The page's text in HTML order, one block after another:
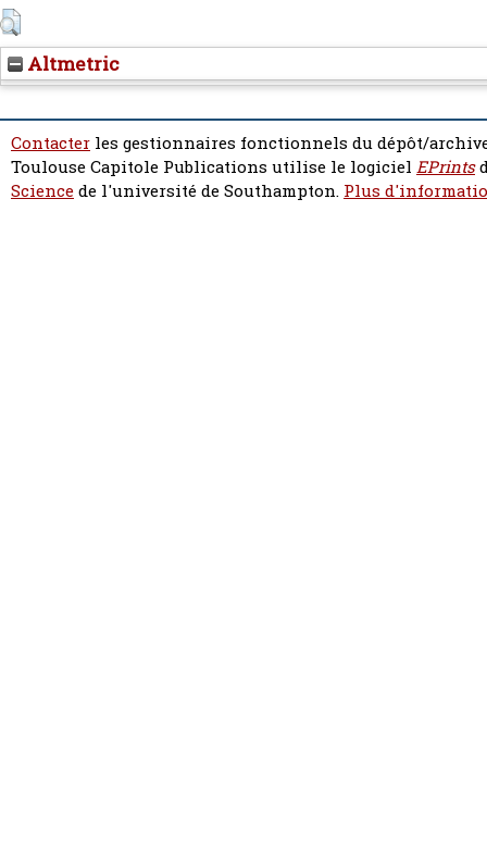
Altmetric
Contacter les gestionnaires fonctionnels du dépôt/
Toulouse Capitole Publications utilise le logiciel EPrints
Sciencede l'université de Southampton. Plus